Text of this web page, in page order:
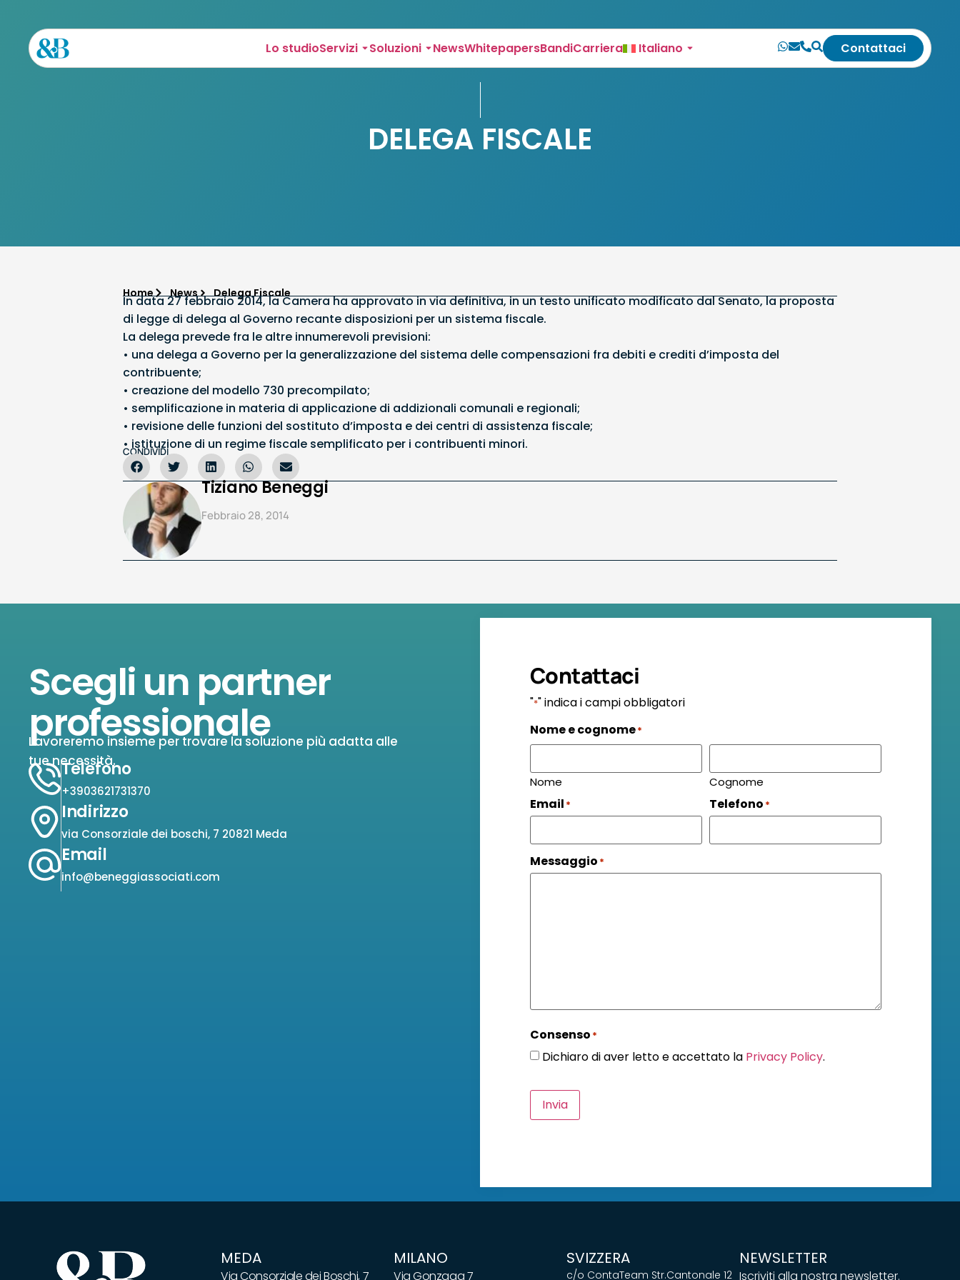
Lo studioServizi Soluzioni NewsWhitepapersBandiCarriera Italiano Contattaci
DELEGA FISCALE
Home News Delega Fiscale
In data 27 febbraio 2014, la Camera ha approvato in via definitiva, in un testo unificato modificato dal Senato, la proposta
di legge di delega al Governo recante disposizioni per un sistema fiscale.
La delega prevede fra le altre innumerevoli previsioni:
• una delega a Governo per la generalizzazione del sistema delle compensazioni fra debiti e crediti d’imposta del
contribuente;
• creazione del modello 730 precompilato;
• semplificazione in materia di applicazione di addizionali comunali e regionali;
• revisione delle funzioni del sostituto d’imposta e dei centri di assistenza fiscale;
• istituzione di un regime fiscale semplificato per i contribuenti minori.
CONDIVIDI
Tiziano Beneggi
Febbraio 28, 2014
Scegli un partner
professionale
Lavoreremo insieme per trovare la soluzione più adatta alle
tue necessità.
Telefono
+3903621731370
Indirizzo
via Consorziale dei boschi, 7 20821 Meda
Email
info@beneggiassociati.com
Contattaci
"*" indica i campi obbligatori
Nome e cognome*
Nome Cognome
Email * Telefono *
Messaggio *
Consenso *
Dichiaro di aver letto e accettato la Privacy Policy.
Invia
MEDA
Via Consorziale dei Boschi, 7
MILANO
Via Gonzaga 7
SVIZZERA
c/o ContaTeam Str.Cantonale 12
NEWSLETTER
Iscriviti alla nostra newsletter.